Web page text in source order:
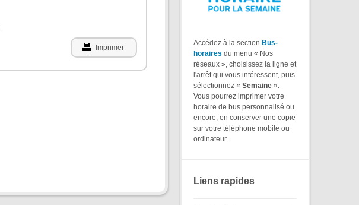
Imprimer
Accédez à la section Bus-
horaires du menu « Nos
réseaux », choisissez la ligne et
l'arrêt qui vous intéressent, puis
sélectionnez « Semaine ».
Vous pourrez imprimer votre
horaire de bus personnalisé ou
encore, en conserver une copie
sur votre téléphone mobile ou
ordinateur.
Liens rapides